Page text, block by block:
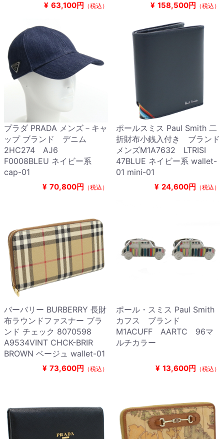
¥ 63,100円 （税込） ¥ 158,500円 （税込）
プラダ PRADA メンズ－キャ
ップ ブランド デニム
2HC274 AJ6
F0008BLEU ネイビー系
cap-01
¥ 70,800円 （税込）
ポールスミス Paul Smith 二
折財布小銭入付き ブランド
メンズM1A7632 LTRISI
47BLUE ネイビー系 wallet-
01 mini-01
¥ 24,600円 （税込）
バーバリー BURBERRY 長財
布ラウンドファスナー ブラ
ンド チェック 8070598
A9534VINT CHCK-BRIR
BROWN ベージュ wallet-01
¥ 73,600円 （税込）
ポール・スミス Paul Smith
カフス ブランド
M1ACUFF AARTC 96マ
ルチカラー
¥ 13,600円 （税込）